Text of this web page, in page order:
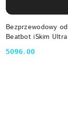
Bezprzewodowy
Beatbot iSkim
Cena:
5096.00